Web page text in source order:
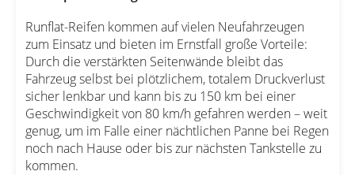
Runflat-Reifen kommen auf vielen Neufahrzeugen
zum Einsatz und bieten im Ernstfall große Vorteile:
Durch die verstärkten Seitenwände bleibt das
Fahrzeug selbst bei plötzlichem, totalem Druckverlust
sicher lenkbar und kann bis zu 150 km bei einer
Geschwindigkeit von 80 km/h gefahren werden – weit
genug, um im Falle einer nächtlichen Panne bei Regen
noch nach Hause oder bis zur nächsten Tankstelle zu
kommen.